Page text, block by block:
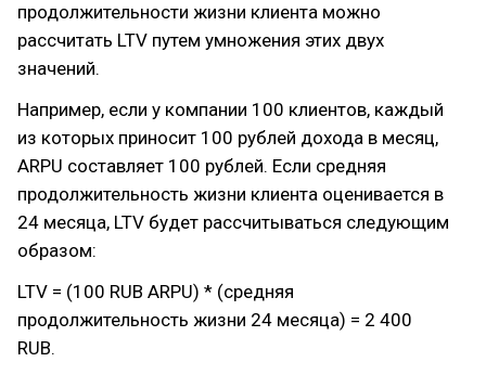
продолжительности жизни клиента можно
рассчитать LTV путем умножения этих двух
значений.
Например, если у компании 100 клиентов, каждый
из которых приносит 100 рублей дохода в месяц,
ARPU составляет 100 рублей. Если средняя
продолжительность жизни клиента оценивается в
24 месяца, LTV будет рассчитываться следующим
образом:
LTV = (100 RUB ARPU) * (средняя
продолжительность жизни 24 месяца) = 2 400
RUB.